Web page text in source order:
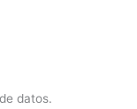
datos.